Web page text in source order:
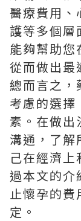
醫療費用、
護等多個層
能夠幫助您
從而做出最
總而言之，
考慮的選擇
素。在做出
溝通，了解
己在經濟
過本文的介
止懷孕的費
定。